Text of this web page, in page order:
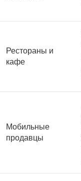
Рестораны и
кафе
Мобильные
продавцы